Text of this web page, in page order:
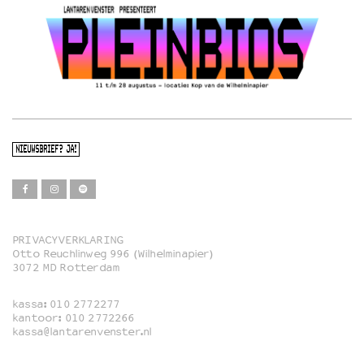
NIEUWSBRIEF? JA!
Film
Familie
PRIVACYVERKLARING
Otto Reuchlinweg 996 (Wilhelminapier)
3072 MD Rotterdam
kassa: 010 2772277
kantoor: 010 2772266
kassa@lantarenvenster.nl